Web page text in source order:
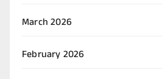
March 2026
February 2026